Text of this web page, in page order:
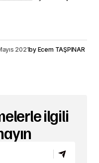
2021by Ecem TAŞPINAR
ilgili